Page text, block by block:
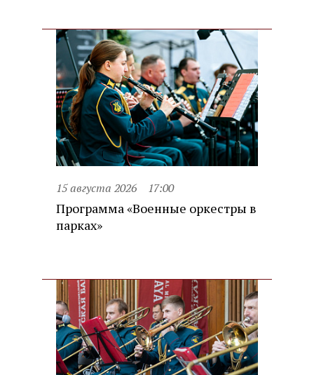
15 августа 2026 17:00
Программа «Военные оркестры в
парках»